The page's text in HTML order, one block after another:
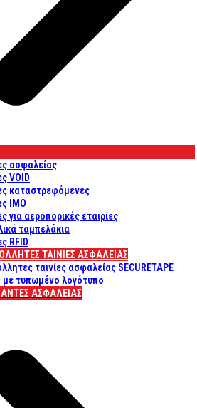
ασφαλείας
VOID
καταστρεφόμενες
IMO
για αεροπορικές εταιρίες
ταμπελάκια
RFID
ΤΑΙΝΊΕΣ ΑΣΦΑΛΕΊΑΣ
ταινίες ασφαλείας SECURETAPE
με τυπωμένο λογότυπο
ΑΣΦΑΛΕΊΑΣ